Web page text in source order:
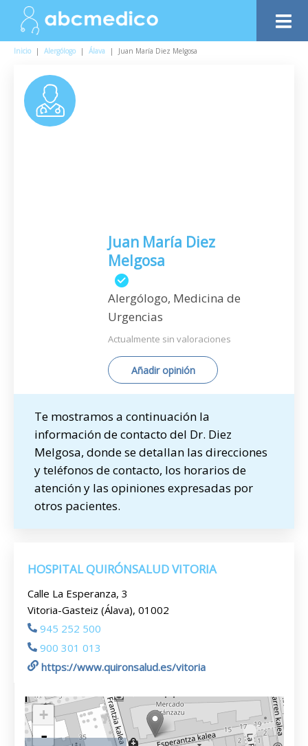
Inicio | Alergólogo | Álava | Juan María Diez Melgosa
Juan María Diez
Melgosa
Alergólogo, Medicina de
Urgencias
Actualmente sin valoraciones
Añadir opinión
Te mostramos a continuación la
información de contacto del Dr. Diez
Melgosa, donde se detallan las direcciones
y teléfonos de contacto, los horarios de
atención y las opiniones expresadas por
otros pacientes.
HOSPITAL QUIRÓNSALUD VITORIA
Calle La Esperanza, 3
Vitoria-Gasteiz (Álava), 01002
945 252 500
900 301 013
https://www.quironsalud.es/vitoria
+
-